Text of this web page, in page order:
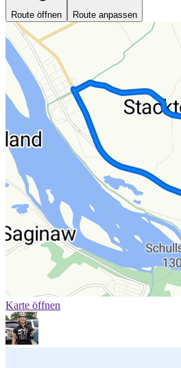
Route öffnen Route anpassen
Karte öffnen